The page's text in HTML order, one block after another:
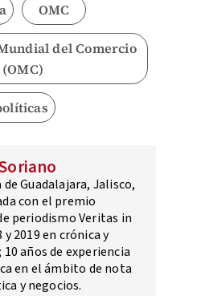
OMC
del Comercio
(OMC)
Guadalajara, Jalisco,
con el premio
periodismo Veritas in
y 2019 en crónica y
años de experiencia
en el ámbito de nota
y negocios.